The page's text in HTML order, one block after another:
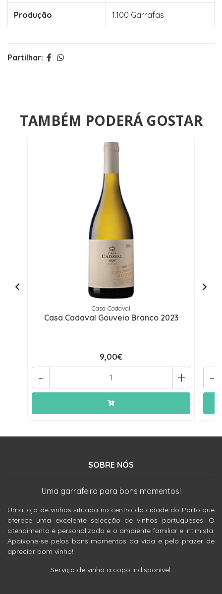
Produção 1.100 Garrafas
Partilhar:
TAMBÉM PODERÁ GOSTAR
Casa Cadaval
Casa Cadaval Gouveio Branco 2023
9,00€
+
- -
SOBRE NÓS
Uma garrafeira para bons momentos!
Uma loja de vinhos situada no centro da cidade do Porto que
oferece uma excelente selecção de vinhos portugueses. O
atendimento é personalizado e o ambiente familiar e intimista.
Apaixone-se pelos bons momentos da vida e pelo prazer de
apreciar bom vinho!
Serviço de vinho a copo indisponível.